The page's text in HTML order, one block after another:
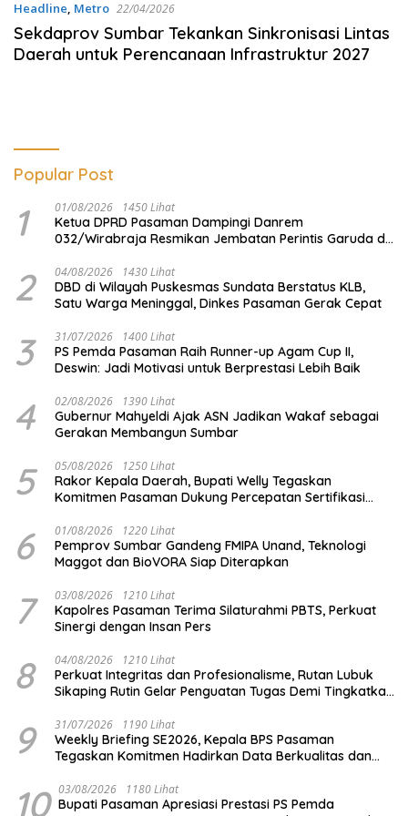
Headline, Metro 22/04/2026
Sekdaprov Sumbar Tekankan Sinkronisasi Lintas
Daerah untuk Perencanaan Infrastruktur 2027
Popular Post
1 01/08/2026 1450 Lihat
Ketua DPRD Pasaman Dampingi Danrem
032/Wirabraja Resmikan Jembatan Perintis Garuda di
2 04/08/2026 1430 Lihat
DBD di Wilayah Puskesmas Sundata Berstatus KLB,
Satu Warga Meninggal, Dinkes Pasaman Gerak Cepat
3 31/07/2026 1400 Lihat
PS Pemda Pasaman Raih Runner-up Agam Cup II,
Deswin: Jadi Motivasi untuk Berprestasi Lebih Baik
4 02/08/2026 1390 Lihat
Gubernur Mahyeldi Ajak ASN Jadikan Wakaf sebagai
Gerakan Membangun Sumbar
5 05/08/2026 1250 Lihat
Rakor Kepala Daerah, Bupati Welly Tegaskan
Komitmen Pasaman Dukung Percepatan Sertifikasi
6 01/08/2026 1220 Lihat
Pemprov Sumbar Gandeng FMIPA Unand, Teknologi
Maggot dan BioVORA Siap Diterapkan
7 03/08/2026 1210 Lihat
Kapolres Pasaman Terima Silaturahmi PBTS, Perkuat
Sinergi dengan Insan Pers
8 04/08/2026 1210 Lihat
Perkuat Integritas dan Profesionalisme, Rutan Lubuk
Sikaping Rutin Gelar Penguatan Tugas Demi Tingkatkan
9 31/07/2026 1190 Lihat
Weekly Briefing SE2026, Kepala BPS Pasaman
Tegaskan Komitmen Hadirkan Data Berkualitas dan
10 03/08/2026 1180 Lihat
Bupati Pasaman Apresiasi Prestasi PS Pemda